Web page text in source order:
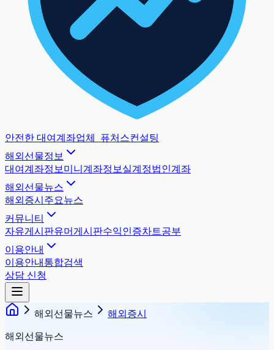
안전한 대여계좌업체
퓨처스컨설팅
해외선물정보
대여계좌정보 미니계좌정보 실계정법인계좌
해외선물뉴스
해외증시 주요뉴스
커뮤니티
자유게시판유머게시판수익인증차트공부
이용안내
이용안내 통합검색
상담 신청
해외선물뉴스 해외증시
해외선물뉴스